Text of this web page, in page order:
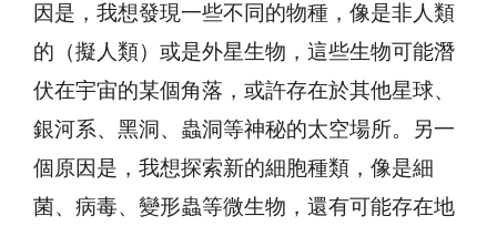
因是，我想發現一些不同的物種，像是非人類
的（擬人類）或是外星生物，這些生物可能潛
伏在宇宙的某個角落，或許存在於其他星球、
銀河系、黑洞、蟲洞等神秘的太空場所。另一
個原因是，我想探索新的細胞種類，像是細
菌、病毒、變形蟲等微生物，還有可能存在地